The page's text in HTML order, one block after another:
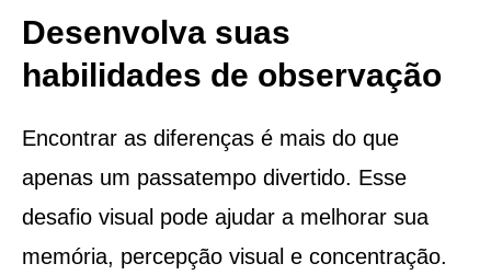
Desenvolva suas
habilidades de observação
Encontrar as diferenças é mais do que
apenas um passatempo divertido. Esse
desafio visual pode ajudar a melhorar sua
memória, percepção visual e concentração.